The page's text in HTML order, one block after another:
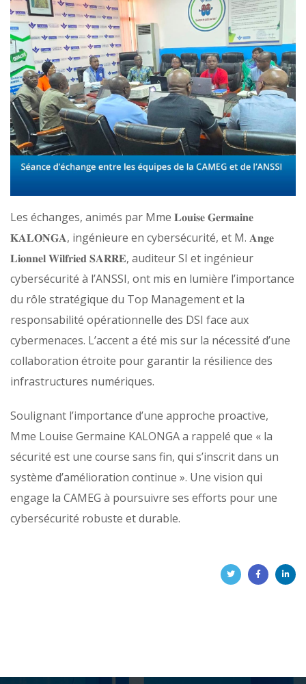
Les échanges, animés par Mme 𝐋𝐨𝐮𝐢𝐬𝐞 𝐆𝐞𝐫𝐦𝐚𝐢𝐧𝐞
𝐊𝐀𝐋𝐎𝐍𝐆𝐀, ingénieure en cybersécurité, et M. 𝐀𝐧𝐠𝐞
𝐋𝐢𝐨𝐧𝐧𝐞𝐥 𝐖𝐢𝐥𝐟𝐫𝐢𝐞𝐝 𝐒𝐀𝐑𝐑𝐄, auditeur SI et ingénieur
cybersécurité à l’ANSSI, ont mis en lumière l’importance
du rôle stratégique du Top Management et la
responsabilité opérationnelle des DSI face aux
cybermenaces. L’accent a été mis sur la nécessité d’une
collaboration étroite pour garantir la résilience des
infrastructures numériques.
Soulignant l’importance d’une approche proactive,
Mme Louise Germaine KALONGA a rappelé que « la
sécurité est une course sans fin, qui s’inscrit dans un
système d’amélioration continue ». Une vision qui
engage la CAMEG à poursuivre ses efforts pour une
cybersécurité robuste et durable.